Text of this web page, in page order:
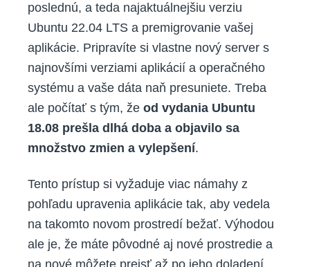
poslednú, a teda najaktuálnejšiu verziu
Ubuntu 22.04 LTS a premigrovanie vašej
aplikácie. Pripravíte si vlastne nový server s
najnovšími verziami aplikácií a operačného
systému a vaše dáta naň presuniete. Treba
ale počítať s tým, že od vydania Ubuntu
18.08 prešla dlhá doba a objavilo sa
množstvo zmien a vylepšení.
Tento prístup si vyžaduje viac námahy z
pohľadu upravenia aplikácie tak, aby vedela
na takomto novom prostredí bežať. Výhodou
ale je, že máte pôvodné aj nové prostredie a
na nové môžete prejsť až po jeho doladení.